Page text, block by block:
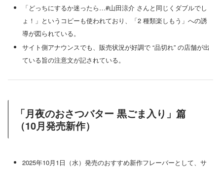
「どっちにするか迷ったら…#山田涼介 さんと同じくダブルでし
ょ！」というコピーも使われており、「2 種類楽しもう」への誘
導が図られている。
サイト側アナウンスでも、販売状況が好調で “品切れ” の店舗が出
ている旨の注意文が記されている。
「月夜のおさつバター 黒ごま入り」篇
（10月発売新作）
2025年10月1日（水）発売のおすすめ新作フレーバーとして、サ